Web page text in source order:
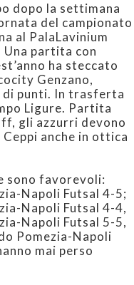
dopo la settimana
del campionato
al PalaLavinium
partita con
ha steccato
Genzano,
punti. In trasferta
Ligure. Partita
gli azzurri devono
anche in ottica
sono favorevoli:
Napoli Futsal 4-5;
Napoli Futsal 4-4,
Napoli Futsal 5-5,
Pomezia-Napoli
mai perso